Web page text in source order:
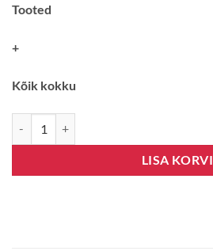
Tooted
+
Kõik kokku
LISA KORVI